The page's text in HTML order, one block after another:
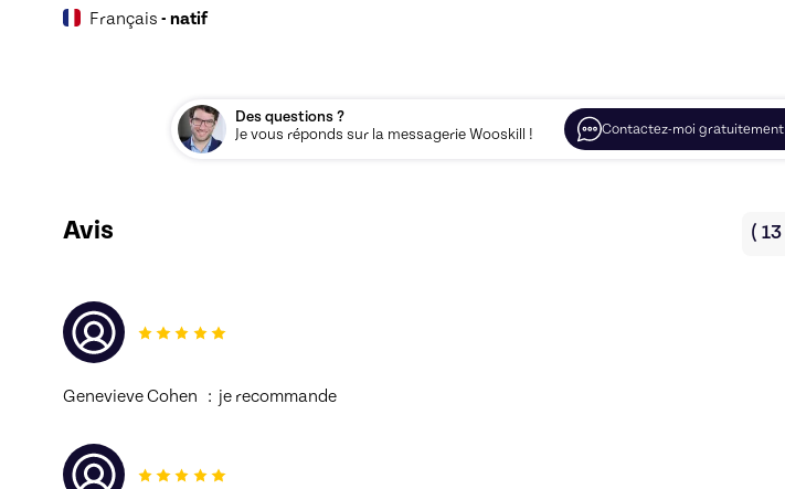
Français - natif
Des questions ?
Je vous réponds sur la messagerie Wooskill !
Contactez-moi gratuitement
Avis ( 13
Genevieve Cohen   :  je recommande